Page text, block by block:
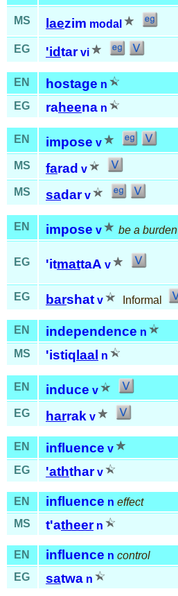
MS laezim modal
EG
'idtar vi
EN hostage n
EG
raheena n
EN impose v
MS
farad v
MS sadar v
EN impose v be a burden
EG 'itmattaA v
EG
barshat v Informal
EN independence n
MS
'istiq laal n
EN induce v
EG
harrak v
EN influence v
EG
'aththar v
EN influence n effect
MS
t'atheer n
EN influence n control
EG
satwa n